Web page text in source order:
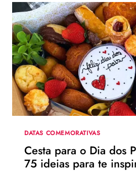
PARA
O
DIA
DOS
PAIS?
VEJA
130
FRASES
EMOCIONANTES
PARA
HOMENAGEAR
DATA
DATAS COMEMORATIVAS
Cesta para o Dia dos
75 ideias para te